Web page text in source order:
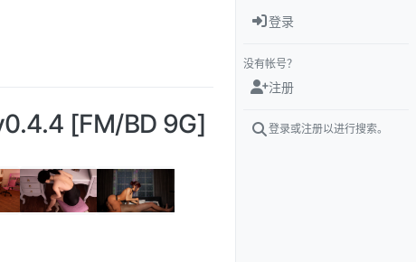
[FM/BD 9G]
登录
没有帐号？
注册
登录或注册以进行搜索。